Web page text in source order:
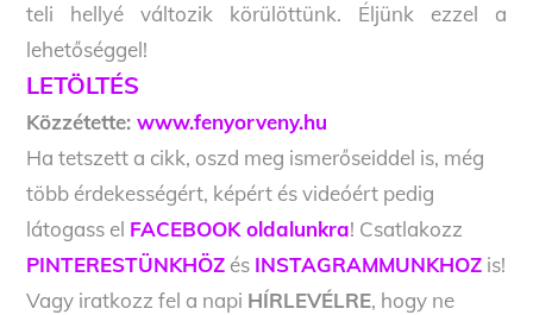
teli hellyé változik körülöttünk. Éljünk ezzel a
lehetőséggel!
LETÖLTÉS
Közzétette:www.fenyorveny.hu
Ha tetszett a cikk, oszd meg ismerőseiddel is, még
több érdekességért, képért és videóért pedig
látogass el FACEBOOK oldalunkra! Csatlakozz
PINTERESTÜNKHÖZ és INSTAGRAMMUNKHOZ is!
Vagy iratkozz fel a napi HÍRLEVÉLRE, hogy ne